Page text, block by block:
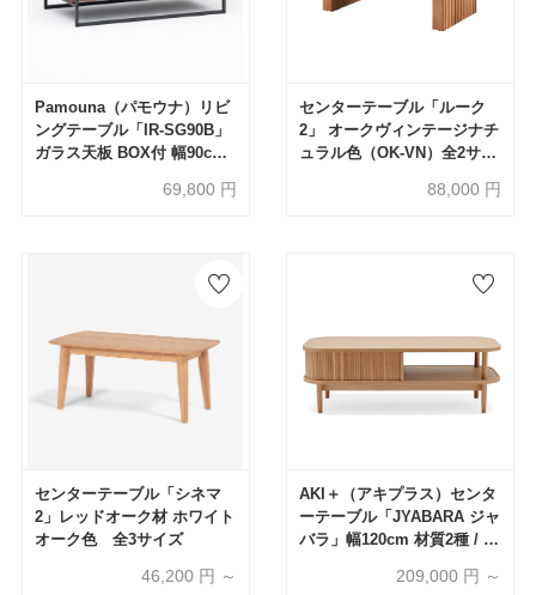
Pamouna（パモウナ）リビ
ングテーブル「IR-SG90B」
ガラス天板 BOX付 幅90cm
69,800 円
センターテーブル「ルーク
2」 オークヴィンテージナチ
ュラル色（OK-VN）全2サイ
88,000 円
センターテーブル「シネマ
2」レッドオーク材 ホワイト
オーク色 全3サイズ
46,200 円 ～
AKI＋（アキプラス）センタ
ーテーブル「JYABARA ジャ
バラ」幅120cm 材質2種 / 天
【受注生産品】209,000 円 ～